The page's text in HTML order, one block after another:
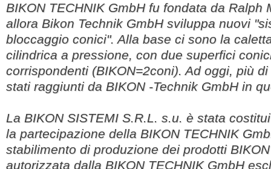
BIKON TECHNIK GmbH fu fondata da Ralph
allora Bikon Technik GmbH sviluppa nuovi
bloccaggio conici". Alla base ci sono la
cilindrica a pressione, con due superfici
corrispondenti (BIKON=2coni). Ad oggi, più
stati raggiunti da BIKON -Technik GmbH in
La BIKON SISTEMI S.R.L. s.u. è stata
la partecipazione della BIKON TECHNIK
stabilimento di produzione dei prodotti
autorizzata dalla BIKON TECHNIK GmbH